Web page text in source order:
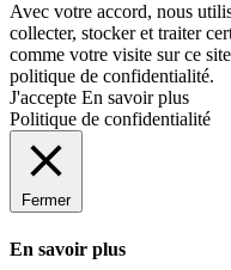
Avec votre accord, nous
collecter, stocker et traiter
comme votre visite sur ce
politique de confidentialité.
J'accepte En savoir plus
Politique de confidentialité
Fermer
En savoir plus